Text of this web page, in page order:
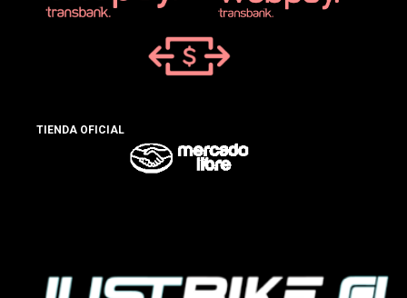
TIENDA OFICIAL